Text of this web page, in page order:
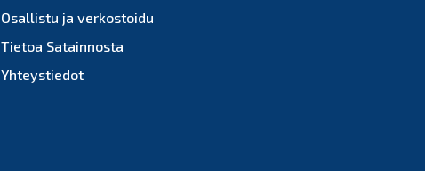
Osallistu ja verkostoidu
Tietoa Satainnosta
Yhteystiedot